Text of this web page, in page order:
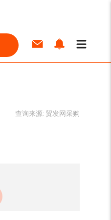
查询来源: 贸发网采购